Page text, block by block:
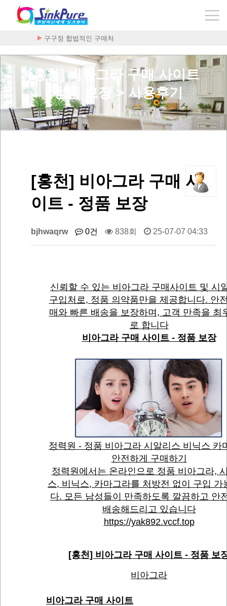
구구정 합법적인 구매처
[홍천] 비아그라 구매 사이트
- 정품 보장 > 사용후기
[홍천] 비아그라 구매 사
이트 - 정품 보장
bjhwaqrw 0건 838회 25-07-07 04:33
신뢰할 수 있는 비아그라 구매사이트 및 시
구입처로, 정품 의약품만을 제공합니다. 안
매와 빠른 배송을 보장하며, 고객 만족을 최
로 합니다
비아그라 구매 사이트 - 정품 보장
정력원 - 정품 비아그라 시알리스 비닉스 카
안전하게 구매하기
정력원에서는 온라인으로 정품 비아그라,
스, 비닉스, 카마그라를 처방전 없이 구입 가
다. 모든 남성들이 만족하도록 깔끔하고 안
배송해드리고 있습니다
https://yak892.vccf.top
[홍천] 비아그라 구매 사이트 - 정품 보
비아그라
비아그라 구매 사이트